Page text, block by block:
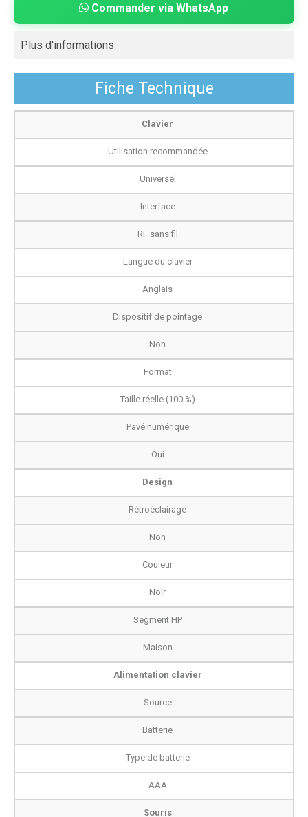
Commander via WhatsApp
Plus d'informations
Fiche Technique
Clavier
Utilisation recommandée
Universel
Interface
RF sans fil
Langue du clavier
Anglais
Dispositif de pointage
Non
Format
Taille réelle (100 %)
Pavé numérique
Oui
Design
Rétroéclairage
Non
Couleur
Noir
Segment HP
Maison
Alimentation clavier
Source
Batterie
Type de batterie
AAA
Souris